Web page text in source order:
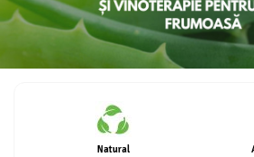
Natural